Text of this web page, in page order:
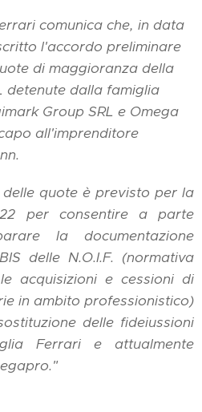
comunica che, in data
l'accordo preliminare
di maggioranza della
detenute dalla famiglia
Group SRL e Omega
all'imprenditore
quote è previsto per la
per consentire a parte
la documentazione
delle N.O.I.F. (normativa
acquisizioni e cessioni di
in ambito professionistico)
delle fideiussioni
Ferrari e attualmente